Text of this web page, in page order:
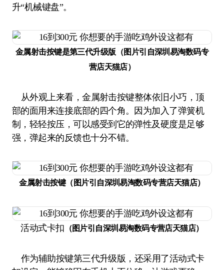
升“机械键盘”。
金属射击按键是第三代升级版（图片引自深圳易淘数码专
营店天猫店）
从外观上来看，金属射击按键整体依旧小巧，顶
部的面用来连接底部的四个角。因为加入了弹簧机
制，轻轻按压，可以感受到它的弹性及硬度是足够
强，弹起来的反馈也十分不错。
金属射击按键（图片引自深圳易淘数码专营店天猫店）
活动式卡扣 （图片引自深圳易淘数码专营店天猫店）
作为辅助按键第三代升级版，还采用了活动式卡